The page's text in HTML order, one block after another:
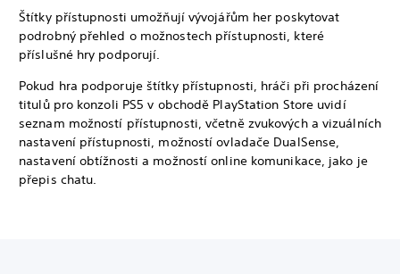
Štítky přístupnosti umožňují vývojářům her poskytovat
podrobný přehled o možnostech přístupnosti, které
příslušné hry podporují.
Pokud hra podporuje štítky přístupnosti, hráči při procházení
titulů pro konzoli PS5 v obchodě PlayStation Store uvidí
seznam možností přístupnosti, včetně zvukových a vizuálních
nastavení přístupnosti, možností ovladače DualSense,
nastavení obtížnosti a možností online komunikace, jako je
přepis chatu.